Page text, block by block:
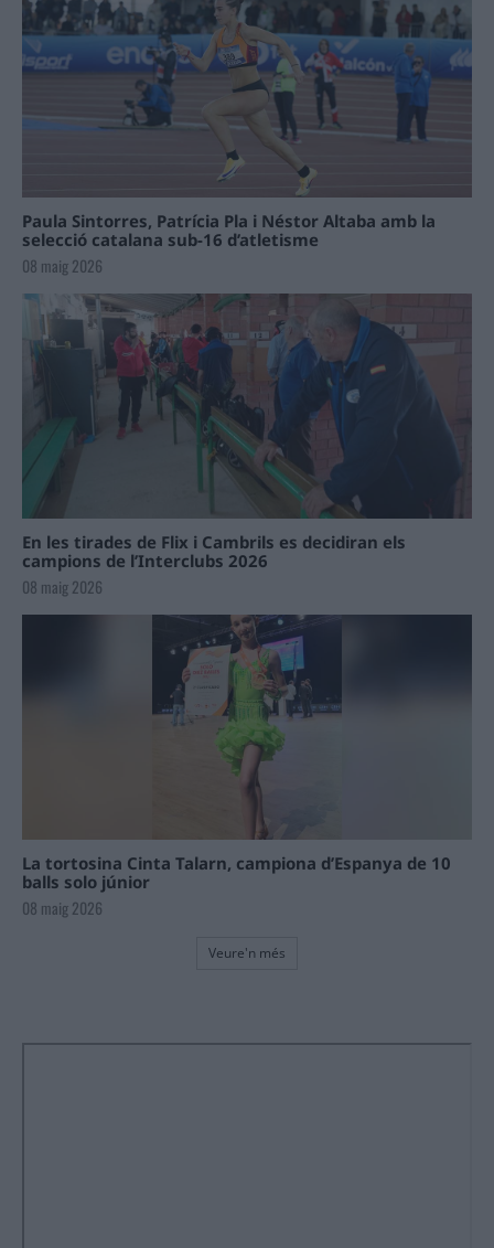
Paula Sintorres, Patrícia Pla i Néstor Altaba amb la
selecció catalana sub-16 d’atletisme
08 maig 2026
En les tirades de Flix i Cambrils es decidiran els
campions de l’Interclubs 2026
08 maig 2026
La tortosina Cinta Talarn, campiona d’Espanya de 10
balls solo júnior
08 maig 2026
Veure'n més